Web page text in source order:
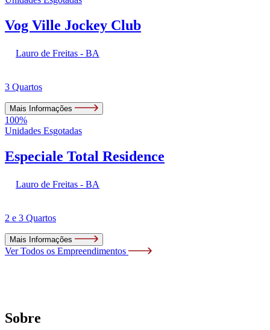
Vog Ville Jockey Club
Lauro de Freitas - BA
3 Quartos
Mais Informações
100%
Unidades Esgotadas
Especiale Total Residence
Lauro de Freitas - BA
2 e 3 Quartos
Mais Informações
Ver Todos os Empreendimentos
Sobre